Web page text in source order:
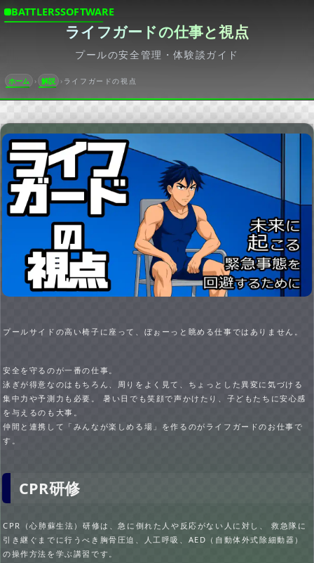
BATTLERSSOFTWARE
ライフガードの仕事と視点
プールの安全管理・体験談ガイド
ホーム 解説 ライフガードの視点
プールサイドの高い椅子に座って、ぼぉーっと眺める仕事ではありません。
安全を守るのが一番の仕事。
泳ぎが得意なのはもちろん、周りをよく見て、ちょっとした異変に気づける
集中力や予測力も必要。 暑い日でも笑顔で声かけたり、子どもたちに安心感
を与えるのも大事。
仲間と連携して「みんなが楽しめる場」を作るのがライフガードのお仕事で
す。
CPR研修
CPR（心肺蘇生法）研修は、急に倒れた人や反応がない人に対し、 救急隊に
引き継ぐまでに行うべき胸骨圧迫、人工呼吸、AED（自動体外式除細動器）
の操作方法を学ぶ講習です。